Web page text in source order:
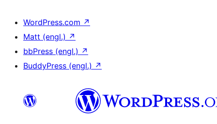
WordPress.com ↗
Matt (engl.) ↗
bbPress (engl.) ↗
BuddyPress (engl.) ↗